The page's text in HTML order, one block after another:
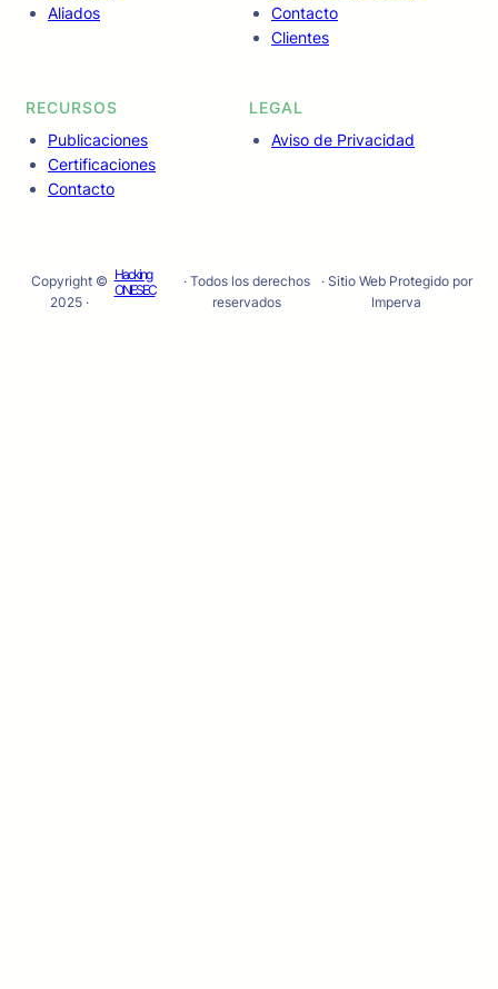
Aliados
Contacto
Clientes
RECURSOS
Publicaciones
Certificaciones
Contacto
LEGAL
Aviso de Privacidad
Copyright ©
2025 ·
Hacking
ONESEC
· Todos los derechos
reservados
· Sitio Web Protegido por
Imperva